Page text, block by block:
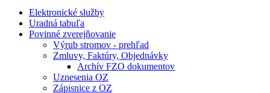
Elektronické služby
Uradná tabuľa
Povinné zverejňovanie
Výrub stromov - prehľad
Zmluvy, Faktúry, Objednávky
Archív FZO dokumentov
Uznesenia OZ
Zápisnice z OZ